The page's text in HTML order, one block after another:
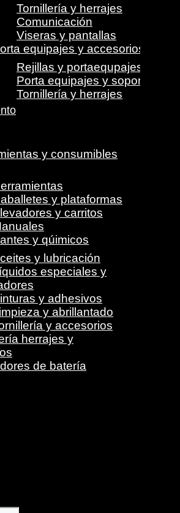
Tornillería y herrajes
Comunicación
Viseras y pantallas
equipajes y accesorios
Rejillas y portaequpajes
Porta equipajes y soportes
Tornillería y herrajes
y consumibles
y plataformas
y carritos
y qúimicos
y lubricación
especiales y
y adhesivos
y abrillantado
y accesorios
herrajes y
de batería